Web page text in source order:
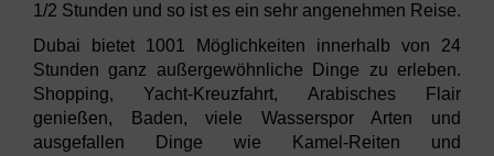
1/2 Stunden und so ist es ein sehr angenehmen Reise.
Dubai bietet 1001 Möglichkeiten innerhalb von 24
Stunden ganz außergewöhnliche Dinge zu erleben.
Shopping, Yacht-Kreuzfahrt, Arabisches Flair
genießen, Baden, viele Wasserspor Arten und
ausgefallen Dinge wie Kamel-Reiten und